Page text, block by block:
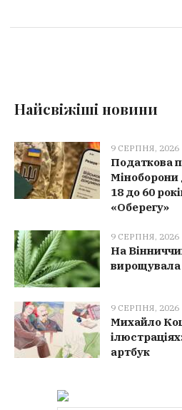
Найсвіжіші новини
9 СЕРПНЯ, 2026
Податкова
Міноборони
18 до 60
«Оберегу»
9 СЕРПНЯ, 2026
На
вирощувала
9 СЕРПНЯ, 2026
Михайло
артбук